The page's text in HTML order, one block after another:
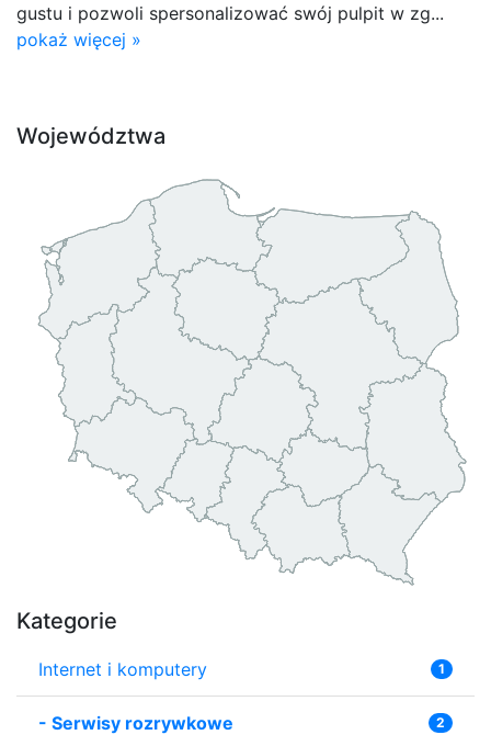
gustu i pozwoli spersonalizować swój pulpit w zg...
pokaż więcej »
Województwa
Kategorie
Internet i komputery 1
- Serwisy rozrywkowe 2